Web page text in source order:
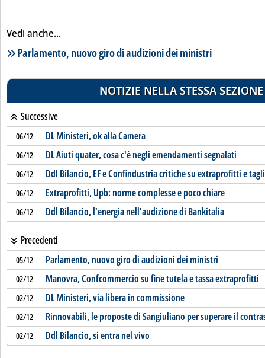
Vedi anche...
Lista notizie correlate
Parlamento, nuovo giro di audizioni dei ministri
NOTIZIE NELLA STESSA SEZIONE
Successive
06/12 DL Ministeri, ok alla Camera
06/12 DL Aiuti quater, cosa c'è negli emendamenti segnalati
06/12 Ddl Bilancio, EF e Confindustria critiche su extraprofitti e
06/12 Extraprofitti, Upb: norme complesse e poco chiare
06/12 Ddl Bilancio, l'energia nell'audizione di Bankitalia
Precedenti
05/12 Parlamento, nuovo giro di audizioni dei ministri
02/12 Manovra, Confcommercio su fine tutela e tassa extraprofitti
02/12 DL Ministeri, via libera in commissione
02/12 Rinnovabili, le proposte di Sangiuliano per superare il
02/12 Ddl Bilancio, si entra nel vivo